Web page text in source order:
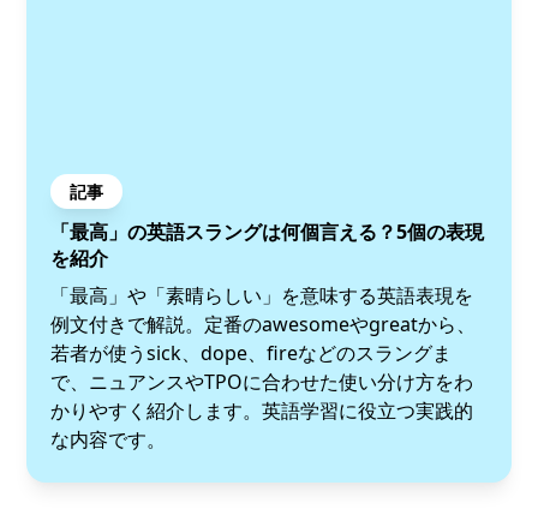
記事
「最高」の英語スラングは何個言える？5個の表現
を紹介
「最高」や「素晴らしい」を意味する英語表現を
例文付きで解説。定番のawesomeやgreatから、
若者が使うsick、dope、fireなどのスラングま
で、ニュアンスやTPOに合わせた使い分け方をわ
かりやすく紹介します。英語学習に役立つ実践的
な内容です。